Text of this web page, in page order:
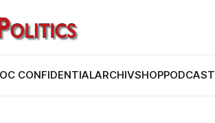
CONFIDENTIALARCHIVSHOPPODCAST